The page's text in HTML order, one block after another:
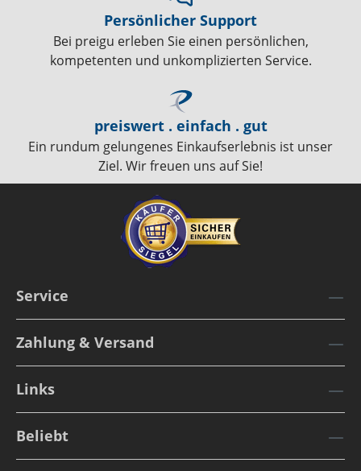
Persönlicher Support
Bei preigu erleben Sie einen persönlichen,
kompetenten und unkomplizierten Service.
preiswert . einfach . gut
Ein rundum gelungenes Einkaufserlebnis ist unser
Ziel. Wir freuen uns auf Sie!
Service
Zahlung & Versand
Links
Beliebt